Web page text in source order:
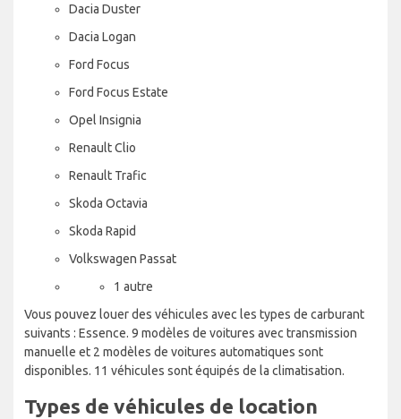
Dacia Duster
Dacia Logan
Ford Focus
Ford Focus Estate
Opel Insignia
Renault Clio
Renault Trafic
Skoda Octavia
Skoda Rapid
Volkswagen Passat
1 autre
Vous pouvez louer des véhicules avec les types de carburant
suivants : Essence. 9 modèles de voitures avec transmission
manuelle et 2 modèles de voitures automatiques sont
disponibles. 11 véhicules sont équipés de la climatisation.
Types de véhicules de location